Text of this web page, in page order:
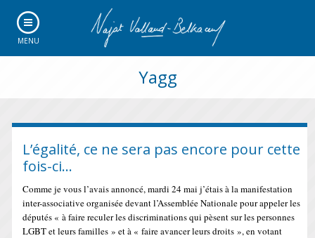
MENU
Yagg
L’égalité, ce ne sera pas encore pour cette
fois-ci…
Comme je vous l’avais annoncé, mardi 24 mai j’étais à la manifestation
inter-associative organisée devant l’Assemblée Nationale pour appeler les
députés « à faire reculer les discriminations qui pèsent sur les personnes
LGBT et leurs familles » et à « faire avancer leurs droits », en votant